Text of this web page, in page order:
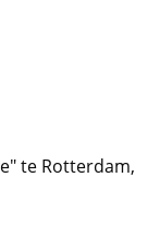
te Rotterdam,